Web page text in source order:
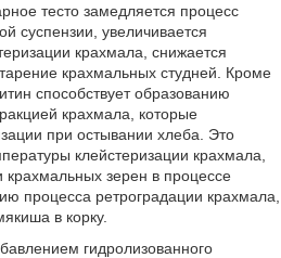
тесто замедляется процесс
суспензии, увеличивается
крахмала, снижается
крахмальных студней. Кроме
способствует образованию
крахмала, которые
при остывании хлеба. Это
клейстеризации крахмала,
зерен в процессе
процесса ретроградации крахмала,
в корку.
гидролизованного